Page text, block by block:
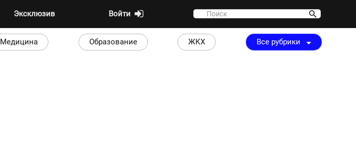
Эксклюзив Войти
Медицина Образование ЖКХ Все рубрики